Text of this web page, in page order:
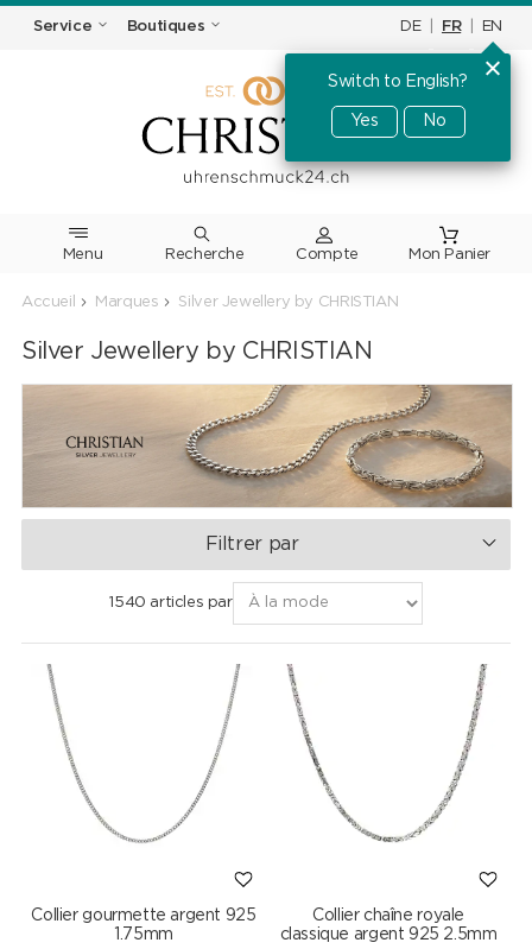
Service Boutiques DE FR EN
Switch to English?
Yes No
Menu Recherche
Accueil Marques Silver Jewellery by CHRISTIAN
Silver Jewellery by CHRISTIAN
Filtrer par
1540 articles par
Collier gourmette argent 925
1.75mm
Collier chaîne royale
classique argent 925 2.5mm